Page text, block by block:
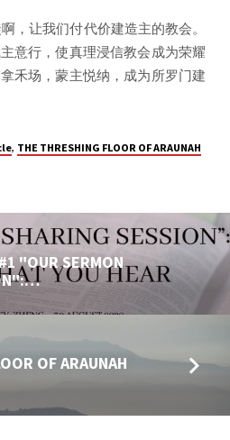
让我们付代价建造主的教会。
意行，使真理浸信教会成为荣耀
禾场，蒙主悦纳，成为所罗门建
, THE THRESHING FLOOR OF ARAUNAH
"OUR SERMON
OF ARAUNAH